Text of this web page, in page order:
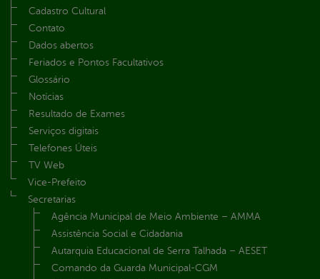
Cadastro Cultural
Contato
Dados abertos
Feriados e Pontos Facultativos
Glossário
Notícias
Resultado de Exames
Serviços digitais
Telefones Úteis
TV Web
Vice-Prefeito
Secretarias
Agência Municipal de Meio Ambiente – AMMA
Assistência Social e Cidadania
Autarquia Educacional de Serra Talhada – AESET
Comando da Guarda Municipal-CGM